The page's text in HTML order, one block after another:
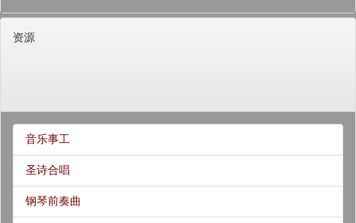
资源
音乐事工
圣诗合唱
钢琴前奏曲